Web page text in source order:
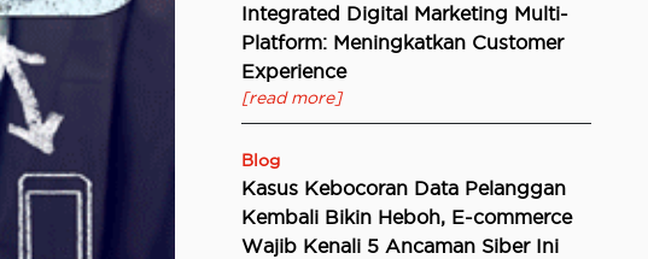
Integrated Digital Marketing Multi-
Platform: Meningkatkan Customer
Experience
[read more]
Blog
Kasus Kebocoran Data Pelanggan
Kembali Bikin Heboh, E-commerce
Wajib Kenali 5 Ancaman Siber Ini